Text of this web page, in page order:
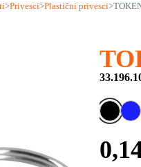
>Privesci>Plastični privesci>